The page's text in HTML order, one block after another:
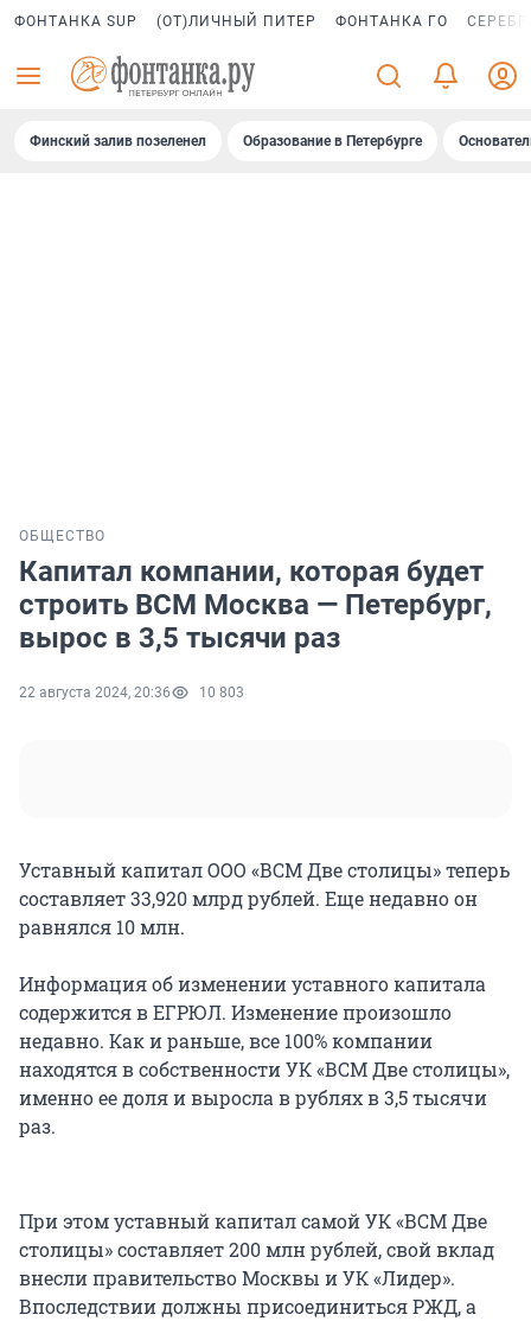
ФОНТАНКА SUP (ОТ)ЛИЧНЫЙ ПИТЕР ФОНТАНКА ГО
Финский залив позеленел Образование в Петербурге
ОБЩЕСТВО
Капитал компании, которая будет
строить ВСМ Москва — Петербург,
вырос в 3,5 тысячи раз
22 августа 2024, 20:36 10 803
Уставный капитал ООО «ВСМ Две столицы» теперь
составляет 33,920 млрд рублей. Еще недавно он
равнялся 10 млн.
Информация об изменении уставного капитала
содержится в ЕГРЮЛ. Изменение произошло
недавно. Как и раньше, все 100% компании
находятся в собственности УК «ВСМ Две столицы»,
именно ее доля и выросла в рублях в 3,5 тысячи
раз.
При этом уставный капитал самой УК «ВСМ Две
столицы» составляет 200 млн рублей, свой вклад
внесли правительство Москвы и УК «Лидер».
Впоследствии должны присоединиться РЖД, а